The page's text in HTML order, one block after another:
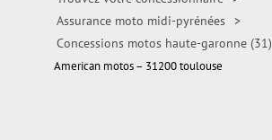
Assurance moto midi-pyrénées >
Concessions motos haute-garonne (31)
American motos – 31200 toulouse